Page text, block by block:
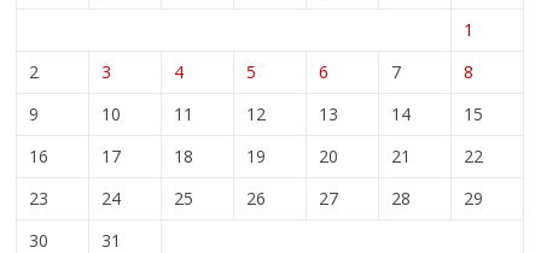
1
2
3 4 5 6 7
8
9
10 11 12 13 14
15
16
17 18 19 20 21
22
23
24 25 26 27 28
29
30
31